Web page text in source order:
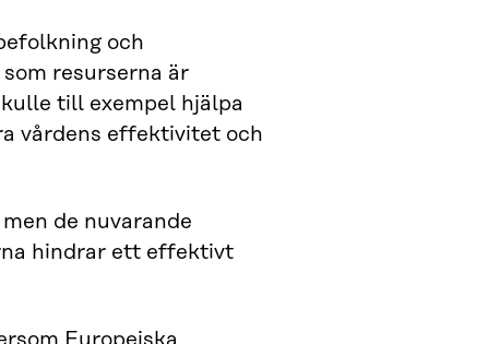
och
resurserna är
till exempel hjälpa
vårdens effektivitet och
de nuvarande
hindrar ett effektivt